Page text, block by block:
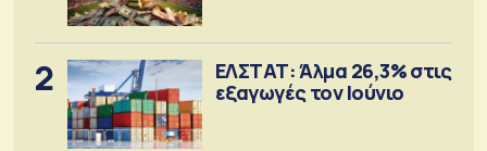
2
ΕΛΣΤΑΤ: Άλμα 26,3% στις
εξαγωγές τον Ιούνιο